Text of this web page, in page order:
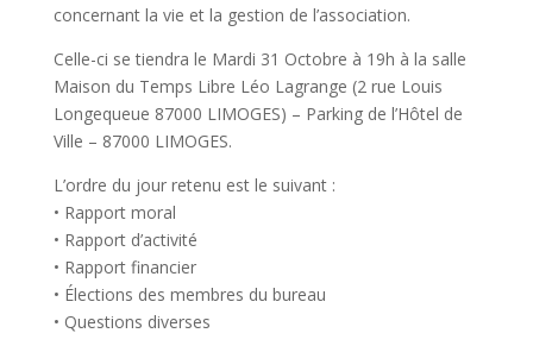
concernant la vie et la gestion de l’association.
Celle-ci se tiendra le Mardi 31 Octobre à 19h à la salle
Maison du Temps Libre Léo Lagrange (2 rue Louis
Longequeue 87000 LIMOGES) – Parking de l’Hôtel de
Ville – 87000 LIMOGES.
L’ordre du jour retenu est le suivant :
• Rapport moral
• Rapport d’activité
• Rapport financier
• Élections des membres du bureau
• Questions diverses